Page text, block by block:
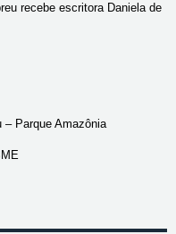
recebe escritora Daniela de
– Parque Amazônia